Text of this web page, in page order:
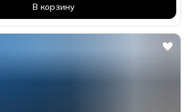
В корзину